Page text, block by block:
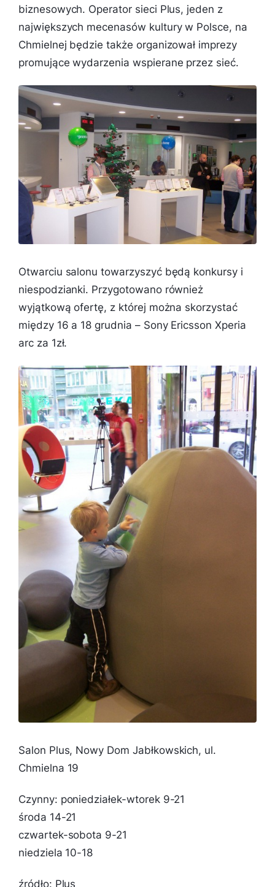
biznesowych. Operator sieci Plus, jeden z
największych mecenasów kultury w Polsce, na
Chmielnej będzie także organizował imprezy
promujące wydarzenia wspierane przez sieć.
Otwarciu salonu towarzyszyć będą konkursy i
niespodzianki. Przygotowano również
wyjątkową ofertę, z której można skorzystać
między 16 a 18 grudnia – Sony Ericsson Xperia
arc za 1zł.
Salon Plus, Nowy Dom Jabłkowskich, ul.
Chmielna 19
Czynny: poniedziałek-wtorek 9-21
środa 14-21
czwartek-sobota 9-21
niedziela 10-18
źródło: Plus